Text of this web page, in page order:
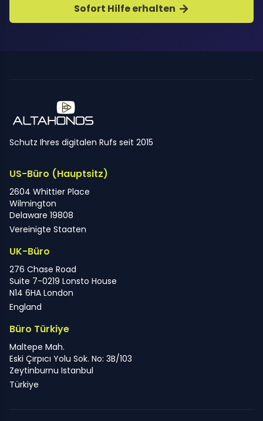
Sofort Hilfe erhalten
Schutz Ihres digitalen Rufs seit 2015
US-Büro (Hauptsitz)
2604 Whittier Place
Wilmington
Delaware 19808
Vereinigte Staaten
UK-Büro
276 Chase Road
Suite 7-0219 Lonsto House
N14 6HA London
England
Büro Türkiye
Maltepe Mah.
Eski Çırpıcı Yolu Sok. No: 3B/103
Zeytinburnu Istanbul
Türkiye